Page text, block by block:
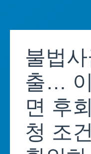
content불법
출…
면 후
청 조